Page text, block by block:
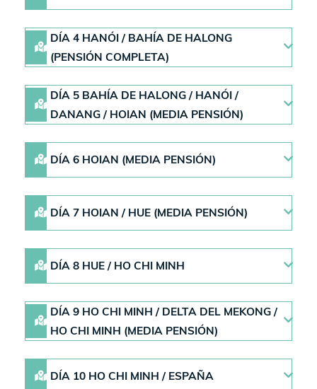
DÍA 4 HANÓI / BAHÍA DE HALONG
(PENSIÓN COMPLETA)
DÍA 5 BAHÍA DE HALONG / HANÓI /
DANANG / HOIAN (MEDIA PENSIÓN)
DÍA 6 HOIAN (MEDIA PENSIÓN)
DÍA 7 HOIAN / HUE (MEDIA PENSIÓN)
DÍA 8 HUE / HO CHI MINH
DÍA 9 HO CHI MINH / DELTA DEL MEKONG /
HO CHI MINH (MEDIA PENSIÓN)
DÍA 10 HO CHI MINH / ESPAÑA